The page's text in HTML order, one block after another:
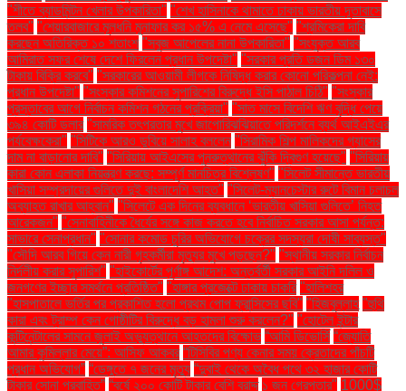
"শীতে ব্যাডমিন্টন খেলার উপকারিতা" "শেখ হাসিনাকে থামাতে ঢাকায় ভারতীয় দূতাবাসে
তলব" "শেয়ারবাজারে মূলধনি মুনাফার কর ১৫% এ নেমে এসেছে" "শ্রমিকেরা দাবি
করছেন অতিরিক্ত ১০ শতাংশ "সবুজ আপেলের নানা উপকারিতা" "সংযুক্ত আরব
আমিরাত সফর শেষে দেশে ফিরলেন প্রধান উপদেষ্টা" "সরকার প্রতি ডজন ডিম ১৩০
টাকায় বিক্রি করবে" "সরকারের আওয়ামী লীগকে নিষিদ্ধ করার কোনো পরিকল্পনা নেই:
প্রধান উপদেষ্টা" "সংস্কার কমিশনের সুপারিশের বিরুদ্ধে ইসি পাঠাল চিঠি" "সংস্কার
প্রস্তাবের আগে নির্বাচন কমিশন গঠনের প্রক্রিয়া" "সাত মাসে বিদেশি ঋণ বৃদ্ধি পেয়ে
৩৯৪ কোটি ডলার "সামরিক তৎপরতার মুখে জাপোরিঝঝিয়াতে পরিদর্শনে ব্যর্থ আইএইএর
পর্যবেক্ষকেরা" "সিটিকে আরও ডুবিয়ে সালাহ বললেন "সিরামিক শিল্প মালিকদের গ্যাসের
দাম না বাড়ানোর দাবি" "সিরিয়ায় আইএসের পুনরুত্থানের ঝুঁকি দ্বিগুণ হয়েছে" "সিরিয়ায়
কারা কোন এলাকা নিয়ন্ত্রণ করছে: সম্পূর্ণ মানচিত্র বিশ্লেষণ" "সিলেট সীমান্তে ভারতীয়
খাসিয়া সম্প্রদায়ের গুলিতে দুই বাংলাদেশি আহত" "সিলেট-ম্যানচেস্টার রুটে বিমান চলাচল
অব্যাহত রাখার আহ্বান" "সিলেটে এক দিনের ব্যবধানে ‘ভারতীয় খাসিয়া গু‌লিতে’ নিহত
আরেকজন" "সেনাবাহিনীকে ধৈর্যের সঙ্গে কাজ করতে হবে নির্বাচিত সরকার আসা পর্যন্ত:
সাভারে সেনাপ্রধান" "সোনার কমোড চুরির অভিযোগে চক্রের সদস্যরা দোষী সাব্যস্ত"
"সৌদি আরব গিয়ে কেন নারী গৃহকর্মীরা মৃত্যুর মুখে পড়ছেন?" "স্থানীয় সরকার নির্বাচন
নির্দলীয় করার সুপারিশ" "হাইকোর্টের পূর্ণাঙ্গ আদেশ: অন্তর্বর্তী সরকার আইনি দলিল ও
জনগণের ইচ্ছার সমর্থনে প্রতিষ্ঠিত" "হাঙ্গার প্রজেক্টে ঢাকায় চাকরি "হালিশহর
"হাসপাতালে ভর্তির পর প্রকাশিত হলো প্রথম পোপ ফ্রান্সিসের ছবি" "হিজবুল্লাহ "হুথি
কারা এবং ট্রাম্প কেন গোষ্ঠীটির বিরুদ্ধে বড় হামলা শুরু করলেন?" "হোটেল ইন্টার
কন্টিনেন্টালের সামনে জুলাই অভ্যুত্থানে আহতদের বিক্ষোভ “আমি ডিভোর্সি “জ্যোতি
আমার কুমিল্লার মেয়ে”: আসিফ আকবর “টিসিবির পণ্য কেনার সময় ক্রেতাদের পাঁচটি
প্রধান অভিযোগ” “ডেঙ্গুতে ৭ জনের মৃত্যু “দুবাই থেকে অবৈধ পথে ৩২ হাজার কোটি
টাকার সোনা প্রবাহিত” “বর্ষে ২০০ কোটি টাকার বেশি বরাদ্দ ১ জন গ্রেপ্তার" 1000$